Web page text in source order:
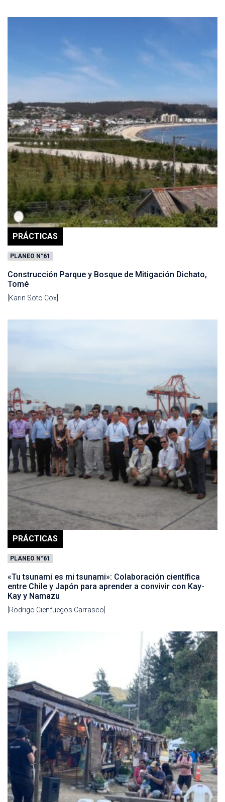
PRÁCTICAS
PLANEO N°61
Construcción Parque y Bosque de Mitigación Dichato,
Tomé
[Karin Soto Cox]
PRÁCTICAS
PLANEO N°61
«Tu tsunami es mi tsunami»: Colaboración científica
entre Chile y Japón para aprender a convivir con Kay-
Kay y Namazu
[Rodrigo Cienfuegos Carrasco]